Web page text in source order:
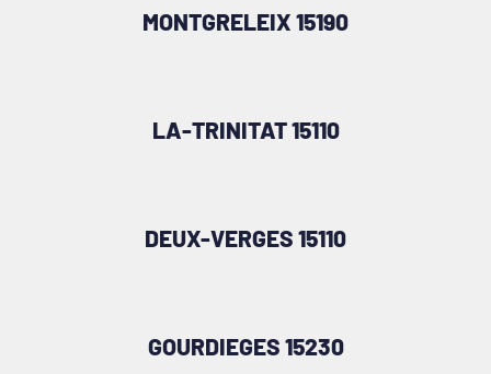
MONTGRELEIX 15190
LA-TRINITAT 15110
DEUX-VERGES 15110
GOURDIEGES 15230